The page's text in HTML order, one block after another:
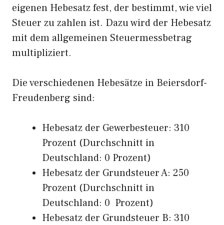
eigenen Hebesatz fest, der bestimmt, wie viel
Steuer zu zahlen ist. Dazu wird der Hebesatz
mit dem allgemeinen Steuermessbetrag
multipliziert.
Die verschiedenen Hebesätze in Beiersdorf-
Freudenberg sind:
Hebesatz der Gewerbesteuer: 310
Prozent (Durchschnitt in
Deutschland: 0 Prozent)
Hebesatz der Grundsteuer A: 250
Prozent (Durchschnitt in
Deutschland: 0 Prozent)
Hebesatz der Grundsteuer B: 310